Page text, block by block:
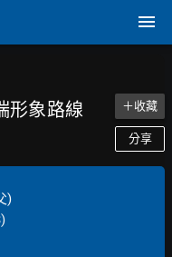
形象路線 ＋收藏
分享
)